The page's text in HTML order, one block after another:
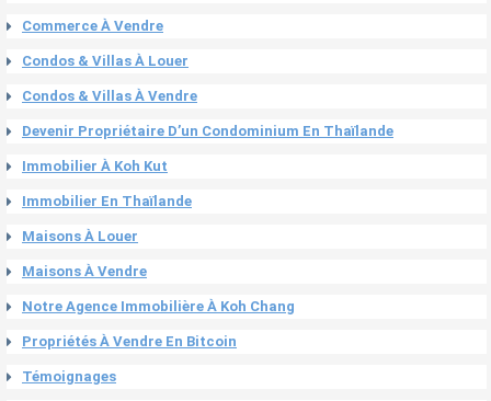
Commerce À Vendre
Condos & Villas À Louer
Condos & Villas À Vendre
Devenir Propriétaire D’un Condominium En Thaïlande
Immobilier À Koh Kut
Immobilier En Thaïlande
Maisons À Louer
Maisons À Vendre
Notre Agence Immobilière À Koh Chang
Propriétés À Vendre En Bitcoin
Témoignages